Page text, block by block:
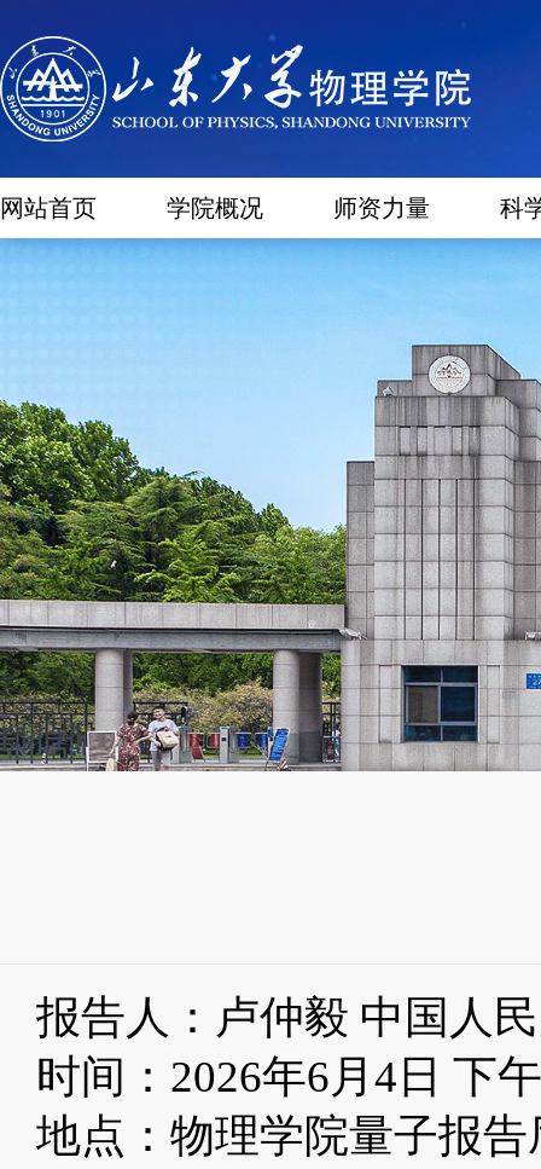
网站首页 学院概况 师资力量 科
报告人： 卢仲毅 中国人
时间：2026年6月4日 下午
地点：物理学院量子报